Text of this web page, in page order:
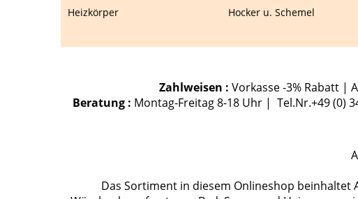
Heizkörper
Hocker u. Schemel
Zahlweisen : Vorkasse -3% Rabatt |
Beratung : Montag-Freitag 8-18 Uhr | Tel.Nr.+49 (0)
Das Sortiment in diesem Onlineshop beinhaltet